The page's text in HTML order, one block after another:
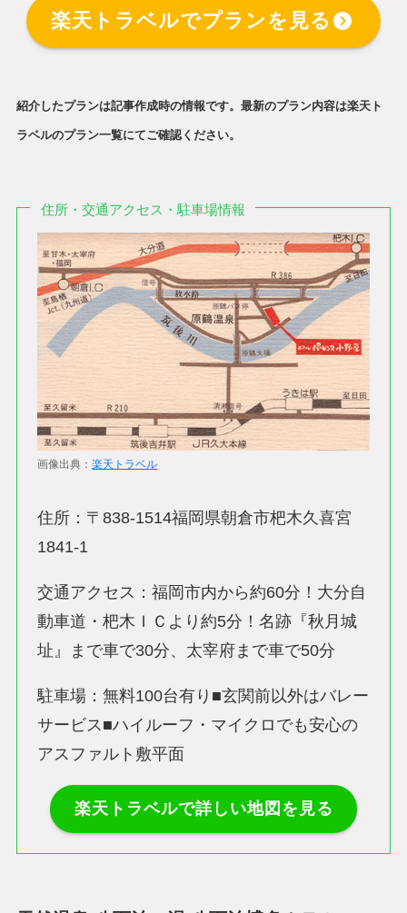
楽天トラベルでプランを見る
紹介したプランは記事作成時の情報です。最新のプラン内容は楽天ト
ラベルのプラン一覧にてご確認ください。
住所・交通アクセス・駐車場情報
画像出典：楽天トラベル
住所：〒838-1514福岡県朝倉市杷木久喜宮
1841-1
交通アクセス：福岡市内から約60分！大分自
動車道・杷木ＩＣより約5分！名跡『秋月城
址』まで車で30分、太宰府まで車で50分
駐車場：無料100台有り■玄関前以外はバレー
サービス■ハイルーフ・マイクロでも安心の
アスファルト敷平面
楽天トラベルで詳しい地図を見る